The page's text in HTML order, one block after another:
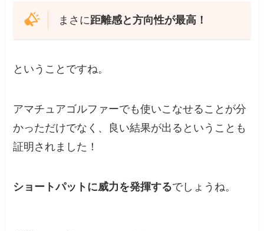
まさに距離感と方向性が最高！
ということですね。
アマチュアゴルファーでも使いこなせることが分
かっただけでなく、良い結果が出るということも
証明されました！
ショートパットに威力を発揮するでしょうね。